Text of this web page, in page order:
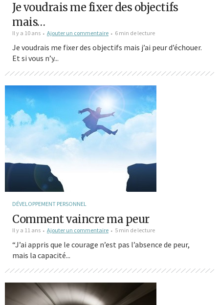
Je voudrais me fixer des objectifs
mais…
Il y a 10 ans Ajouter un commentaire 6 min de lecture
Je voudrais me fixer des objectifs mais j’ai peur d’échouer.
Et si vous n’y...
DÉVELOPPEMENT PERSONNEL
Comment vaincre ma peur
Il y a 11 ans Ajouter un commentaire 5 min de lecture
“J’ai appris que le courage n’est pas l’absence de peur,
mais la capacité...